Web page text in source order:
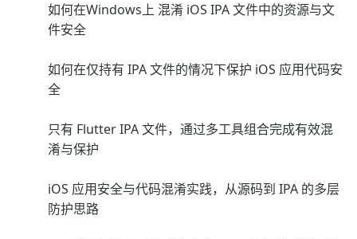
如何在Windows上 混淆 iOS IPA 文件中的资源与文
件安全
如何在仅持有 IPA 文件的情况下保护 iOS 应用代码安
全
只有 Flutter IPA 文件，通过多工具组合完成有效混
淆与保护
iOS 应用安全与代码混淆实践，从源码到 IPA 的多层
防护思路